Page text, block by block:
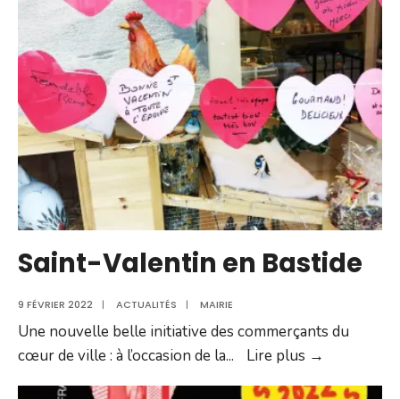
qui
sauve
des
vies
Saint-Valentin en Bastide
9 FÉVRIER 2022 | ACTUALITÉS | MAIRIE
Une nouvelle belle initiative des commerçants du
cœur de ville : à l’occasion de la... Lire plus →